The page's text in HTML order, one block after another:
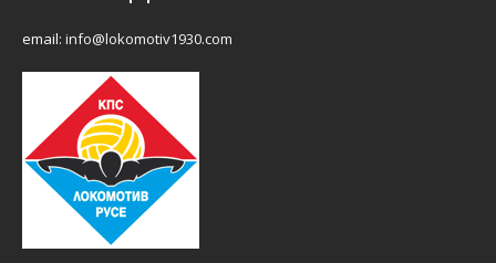
email: info@lokomotiv1930.com